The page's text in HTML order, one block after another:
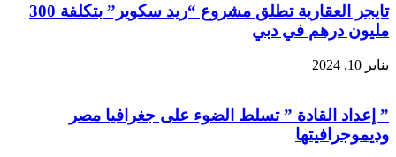
تايجر العقارية تطلق مشروع “ريد سكوير” بتكلفة 300
مليون درهم في دبي
يناير 10, 2024
” إعداد القادة ” تسلط الضوء على جغرافيا مصر
وديموجرافيتها